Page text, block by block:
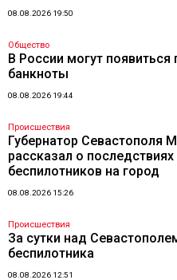
08.08.2026 19:50
Общество
В России могут
банкноты
08.08.2026 19:44
Происшествия
Губернатор Севастополя
рассказал о
беспилотников на город
08.08.2026 15:26
Происшествия
За сутки над
беспилотника
08.08.2026 12:51